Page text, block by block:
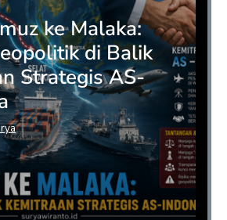
ke Malaka:
di Balik
Strategis AS-